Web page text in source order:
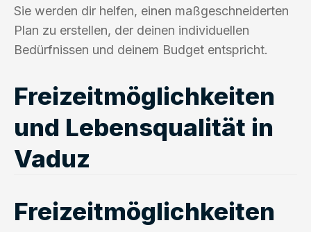
Sie werden dir helfen, einen maßgeschneiderten
Plan zu erstellen, der deinen individuellen
Bedürfnissen und deinem Budget entspricht.
Freizeitmöglichkeiten
und Lebensqualität in
Vaduz
Freizeitmöglichkeiten